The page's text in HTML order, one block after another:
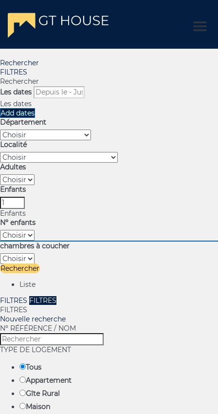
Menu
Rechercher
FILTRES
Rechercher
Les dates
Les dates
Add dates
Département
Localité
Adultes
Enfants
Enfants
Nº enfants
chambres à coucher
Rechercher
Liste
FILTRES FILTRES
FILTRES
Nouvelle recherche
Nº RÉFÉRENCE / NOM
TYPE DE LOGEMENT
Tous
Appartement
Gîte Rural
Maison